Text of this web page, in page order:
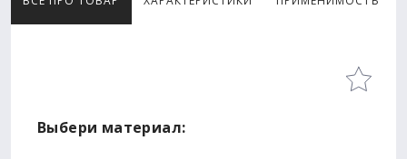
Товар просматривают сейчас 9 человек
Выбери материал: